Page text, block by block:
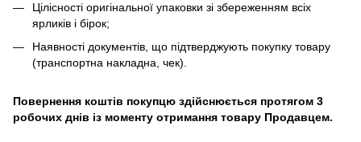
Цілісності оригінальної упаковки зі збереженням всіх
ярликів і бірок;
Наявності документів, що підтверджують покупку товару
(транспортна накладна, чек).
Повернення коштів покупцю здійснюється протягом 3
робочих днів із моменту отримання товару Продавцем.